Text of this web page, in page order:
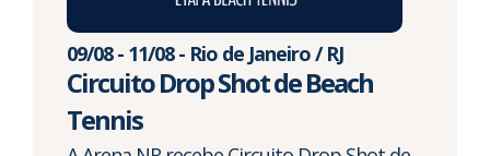
09/08 - 11/08 - Rio de Janeiro / RJ
Circuito Drop Shot de Beach
Tennis